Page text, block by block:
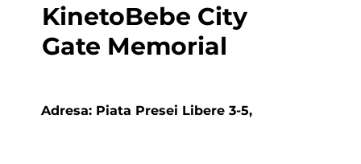
KinetoBebe City
Gate Memorial
Adresa: Piata Presei Libere 3-5,